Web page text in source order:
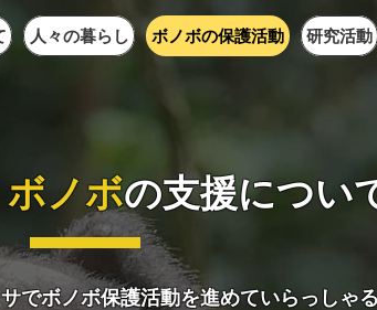
人々の暮らし ボノボの保護活動 研究活動
ノボの支援につい
でボノボ保護活動を進めていらっしゃる